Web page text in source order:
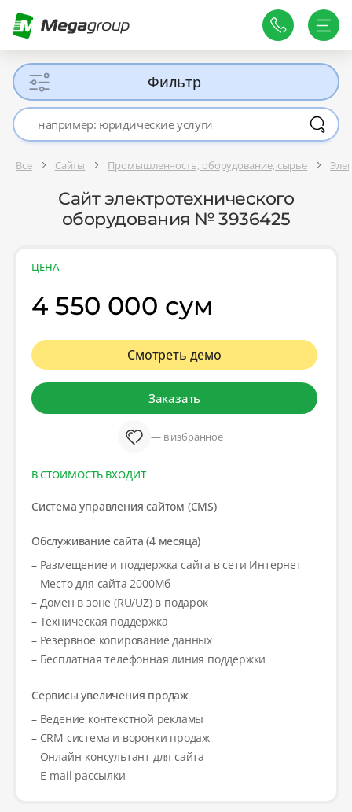
Фильтр
Все Сайты Промышленность, оборудование, сырье
Сайт электротехнического
оборудования № 3936425
ЦЕНА
4 550 000 сум
Смотреть демо
Заказать
— в избранное
В СТОИМОСТЬ ВХОДИТ
Система управления сайтом (CMS)
Обслуживание сайта (4 месяца)
– Размещение и поддержка сайта в сети Интернет
– Место для сайта 2000Мб
– Домен в зоне (RU/UZ) в подарок
– Техническая поддержка
– Резервное копирование данных
– Бесплатная телефонная линия поддержки
Сервисы увеличения продаж
– Ведение контекстной рекламы
– CRM система и воронки продаж
– Онлайн-консультант для сайта
– E-mail рассылки